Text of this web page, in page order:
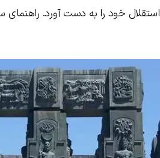
حکومت شوروی، در سال ۱۹۹۱ استقلال خود را به